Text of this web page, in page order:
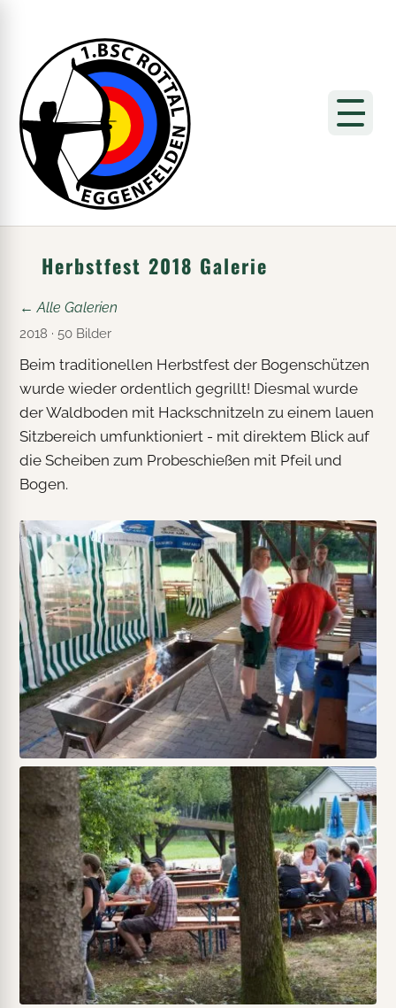
Herbstfest 2018 Galerie
← Alle Galerien
2018 · 50 Bilder
Beim traditionellen Herbstfest der Bogenschützen
wurde wieder ordentlich gegrillt! Diesmal wurde
der Waldboden mit Hackschnitzeln zu einem lauen
Sitzbereich umfunktioniert - mit direktem Blick auf
die Scheiben zum Probeschießen mit Pfeil und
Bogen.